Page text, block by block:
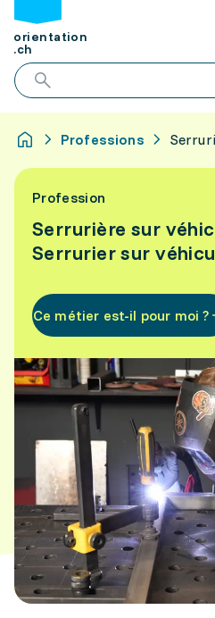
orientation
.ch
Professions
Profession
Serrurière sur
Serrurier sur
Ce métier est-il pour moi ?